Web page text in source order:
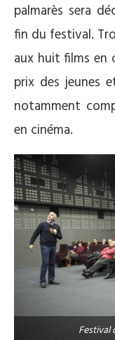
palmarès sera
fin du festival.
aux huit films en
prix des jeunes
notamment
en cinéma.
Festival